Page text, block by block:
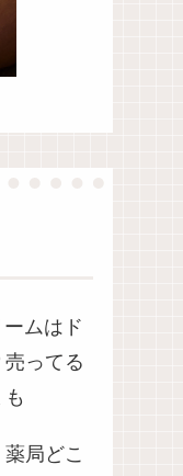
ムはド
ってる
局どこ